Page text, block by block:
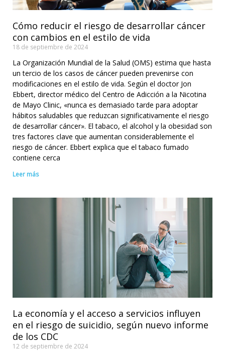
Cómo reducir el riesgo de desarrollar cáncer
con cambios en el estilo de vida
18 de septiembre de 2024
La Organización Mundial de la Salud (OMS) estima que hasta
un tercio de los casos de cáncer pueden prevenirse con
modificaciones en el estilo de vida. Según el doctor Jon
Ebbert, director médico del Centro de Adicción a la Nicotina
de Mayo Clinic, «nunca es demasiado tarde para adoptar
hábitos saludables que reduzcan significativamente el riesgo
de desarrollar cáncer». El tabaco, el alcohol y la obesidad son
tres factores clave que aumentan considerablemente el
riesgo de cáncer. Ebbert explica que el tabaco fumado
contiene cerca
Leer más
La economía y el acceso a servicios influyen
en el riesgo de suicidio, según nuevo informe
de los CDC
12 de septiembre de 2024